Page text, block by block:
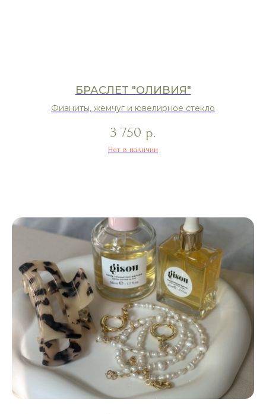
БРАСЛЕТ "ОЛИВИЯ"
Фианиты, жемчуг и ювелирное стекло
3 750 р.
Нет в наличии